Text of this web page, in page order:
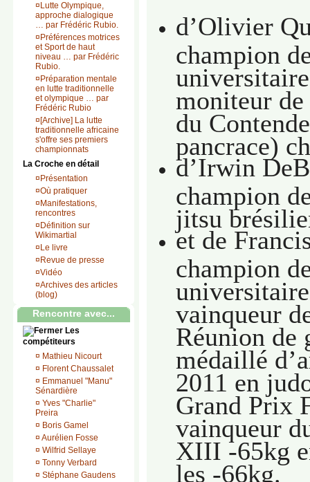
¤ Lutte Olympique,
approche dialogique
… par Frédéric Rubio.
¤ Préférences motrices
et Sport de haut
niveau … par Frédéric
Rubio.
¤ Préparation mentale
en lutte traditionnelle
et olympique … par
Frédéric Rubio
¤[Archive] La lutte
traditionnelle africaine
s'offre ses premiers
championnats
La Croche en détail
¤ Présentation
¤Où pratiquer
¤ Manifestations,
rencontres
¤ Définition sur
Wikimartial
¤ Le livre
¤ Revue de presse
¤Vidéo
¤Archives des articles
(blog)
Rencontre avec...
Les
compétiteurs
¤ Mathieu Nicourt
¤ Florent Chaussalet
¤ Emmanuel "Manu"
Sénardière
¤ Yves "Charlie"
Preira
¤ Boris Gamel
¤ Aurélien Fosse
¤ Wilfrid Sellaye
¤ Tonny Verbard
¤ Stéphane Gaudens
d’Olivier
champion
moniteur
du
pancrace)
d’Irwin
champion
jitsu
et de
champion
vainqueur
Réunion de
médaillé
2011 en
Grand Prix
vainqueur
XIII -65kg
les -66kg.